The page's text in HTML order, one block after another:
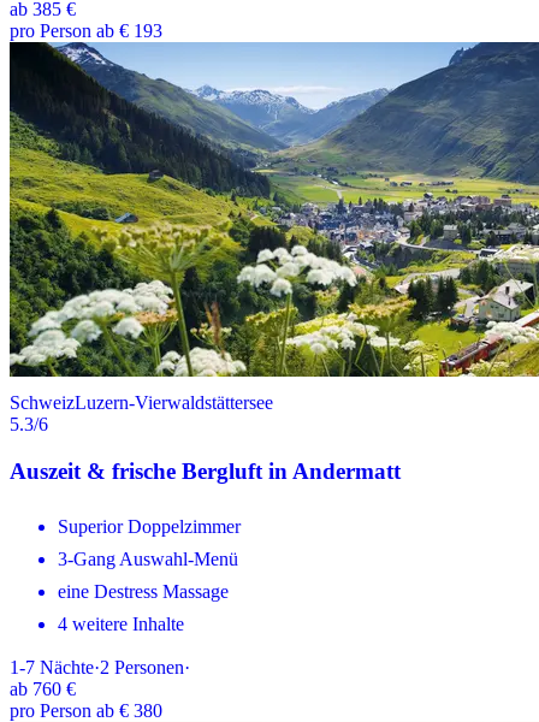
ab 385 €
pro Person ab € 193
SchweizLuzern-Vierwaldstättersee
5.3/6
Auszeit & frische Bergluft in Andermatt
Superior Doppelzimmer
3-Gang Auswahl-Menü
eine Destress Massage
4 weitere Inhalte
1-7 Nächte·2 Personen·
ab 760 €
pro Person ab € 380